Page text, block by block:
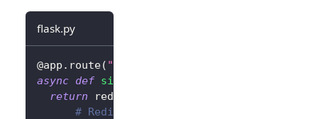
flask.py
@app . route( "/sign-out"
async def sign_out
return redirect
# Redirigez l'utilisateur vers la page